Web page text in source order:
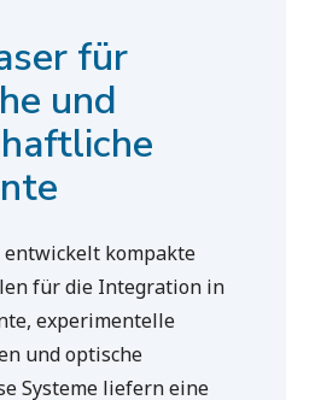
für
und
entwickelt kompakte
für die Integration in
experimentelle
und optische
Systeme liefern eine